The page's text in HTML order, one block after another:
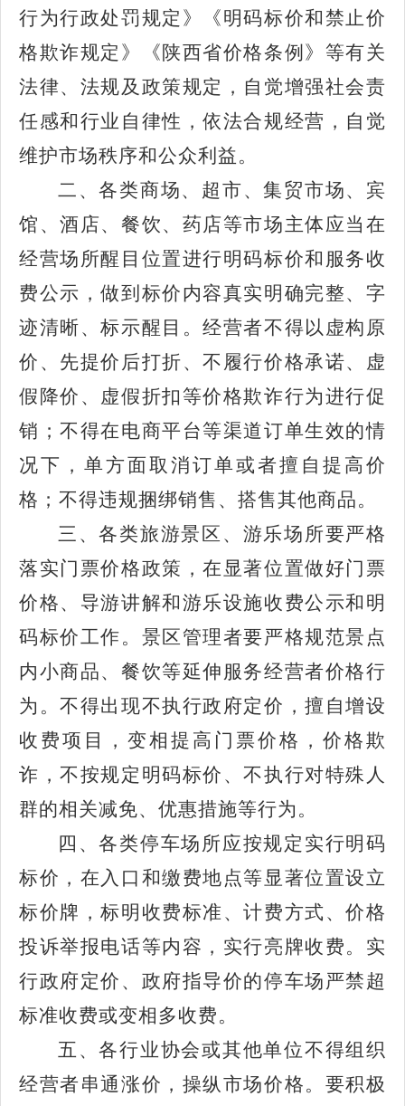
行为行政处罚规定》《明码标价和禁止价
格欺诈规定》《陕西省价格条例》等有关
法律、法规及政策规定，自觉增强社会责
任感和行业自律性，依法合规经营，自觉
维护市场秩序和公众利益。
二、各类商场、超市、集贸市场、宾
馆、酒店、餐饮、药店等市场主体应当在
经营场所醒目位置进行明码标价和服务收
费公示，做到标价内容真实明确完整、字
迹清晰、标示醒目。经营者不得以虚构原
价、先提价后打折、不履行价格承诺、虚
假降价、虚假折扣等价格欺诈行为进行促
销；不得在电商平台等渠道订单生效的情
况下，单方面取消订单或者擅自提高价
格；不得违规捆绑销售、搭售其他商品。
三、各类旅游景区、游乐场所要严格
落实门票价格政策，在显著位置做好门票
价格、导游讲解和游乐设施收费公示和明
码标价工作。景区管理者要严格规范景点
内小商品、餐饮等延伸服务经营者价格行
为。不得出现不执行政府定价，擅自增设
收费项目，变相提高门票价格，价格欺
诈，不按规定明码标价、不执行对特殊人
群的相关减免、优惠措施等行为。
四、各类停车场所应按规定实行明码
标价，在入口和缴费地点等显著位置设立
标价牌，标明收费标准、计费方式、价格
投诉举报电话等内容，实行亮牌收费。实
行政府定价、政府指导价的停车场严禁超
标准收费或变相多收费。
五、各行业协会或其他单位不得组织
经营者串通涨价，操纵市场价格。要积极